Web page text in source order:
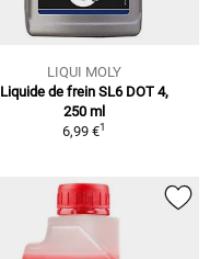
LIQUI MOLY
Liquide de frein SL6 DOT 4,
250 ml
6,99 €1